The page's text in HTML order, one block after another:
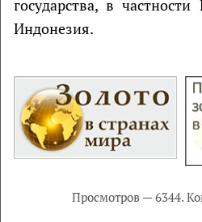
государства, в
Индонезия.
Просмотров — 6344.